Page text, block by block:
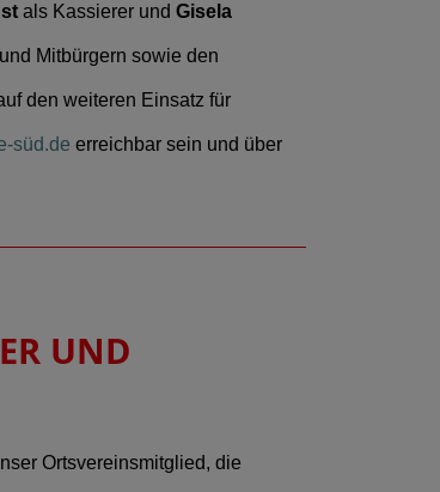
als Kassierer und Gisela
Mitbürgern sowie den
den weiteren Einsatz für
süd.de erreichbar sein und über
UND
Ortsvereinsmitglied, die